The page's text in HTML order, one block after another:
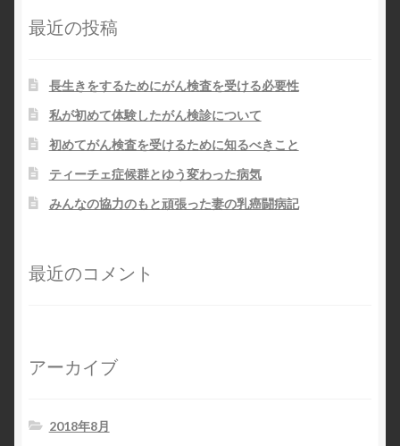
ョ
ン
最近の投稿
長生きをするためにがん検査を受ける必要性
私が初めて体験したがん検診について
初めてがん検査を受けるために知るべきこと
ティーチェ症候群とゆう変わった病気
みんなの協力のもと頑張った妻の乳癌闘病記
最近のコメント
アーカイブ
2018年8月